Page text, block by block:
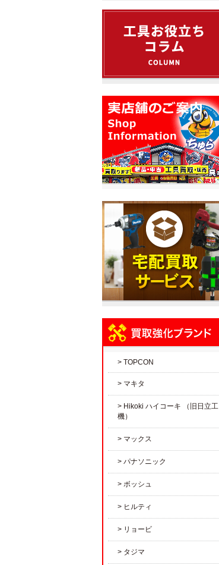
TOPCON
マキタ
Hikoki ハイコーキ （旧日立工
機）
マックス
パナソニック
ボッシュ
ヒルティ
リョービ
タジマ